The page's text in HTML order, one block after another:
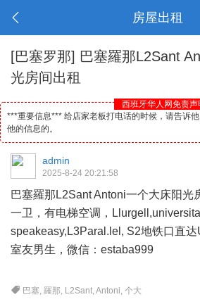
房屋出租
[巴塞罗那] 巴塞羅那L2Sant
光房间出租
西班牙华人网免责声
***重要信息*** 给店家老板打电话的时候，请告诉
他的信息的。
admin
2025-8-24 20:21:58
巴塞羅那L2Sant Antoni一个大床阳光
一卫，有电梯空调，Llurgell,universitat
speakeasy,L3Paral.lel, S2地铁口直达
室友男生，微信：estaba999
巴塞,羅那, L2Sant,Antoni,个大